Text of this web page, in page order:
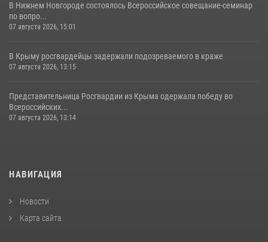
В Нижнем Новгороде состоялось Всероссийское совещание-семинар
по вопро...
07 августа 2026, 15:01
В Крыму росгвардейцы задержали подозреваемого в краже
07 августа 2026, 13:15
Представительница Росгвардии из Крыма одержала победу во
Всероссийских...
07 августа 2026, 13:14
НАВИГАЦИЯ
Новости
Карта сайта